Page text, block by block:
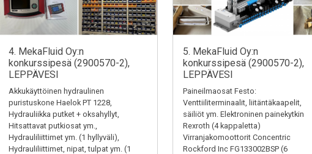
4. MekaFluid Oy:n
konkurssipesä (2900570-2),
LEPPÄVESI
Akkukäyttöinen hydraulinen
puristuskone Haelok PT 1228,
Hydrauliikka putket + oksahyllyt,
Hitsattavat putkiosat ym.,
Hydrauliliittimet ym. (1 hyllyväli),
Hydrauliliittimet, nipat, tulpat ym. (1
5. MekaFluid Oy:n
konkurssipesä (2900570-2),
LEPPÄVESI
Paineilmaosat Festo:
Venttiiliterminaalit, liitäntäkaapelit,
säiliöt ym. Elektroninen painekytkin
Rexroth (4 kappaletta)
Virranjakomoottorit Concentric
Rockford Inc FG133002BSP (6